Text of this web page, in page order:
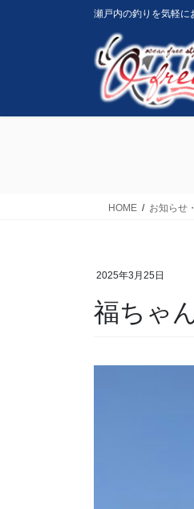
瀬戸内の釣りを気軽に
HOME お知らせ
2025年3月25日
福ちゃ